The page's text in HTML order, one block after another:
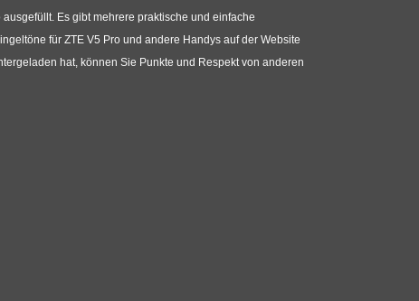
Es gibt mehrere praktische und einfache
für ZTE V5 Pro und andere Handys auf der Website
hat, können Sie Punkte und Respekt von anderen